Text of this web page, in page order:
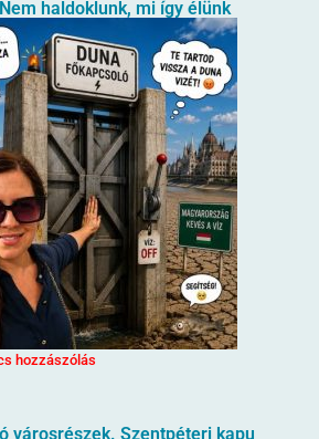
haldoklunk, mi így élünk
hozzászólás
városrészek. Szentpéteri kapu